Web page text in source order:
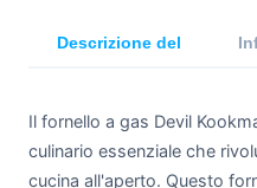
Descrizione del
Il fornello a gas Devil
culinario essenziale che
cucina all'aperto. Questo